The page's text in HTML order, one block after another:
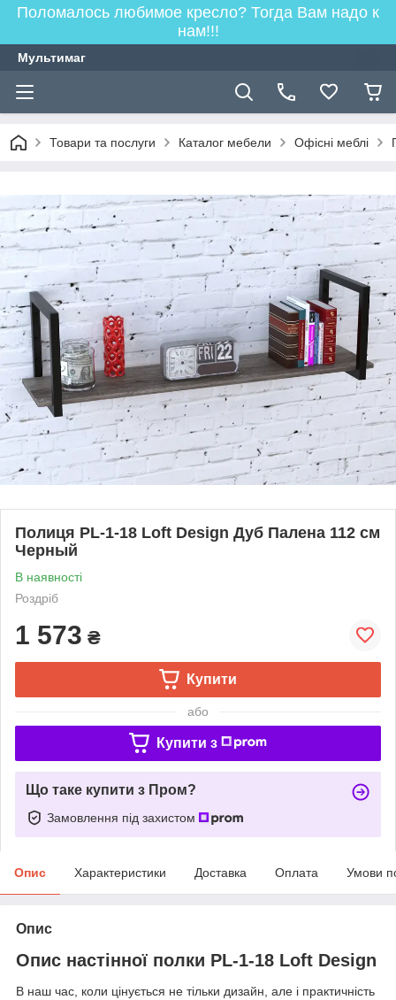
Поломалось любимое кресло? Тогда Вам надо к
нам!!!
Мультимаг
Товари та послуги Каталог мебели Офісні меблі
Полиця PL-1-18 Loft Design Дуб Палена 112 см
Черный
В наявності
Роздріб
1 573 ₴
Купити
або
Купити з
Що таке купити з Пром?
Замовлення під захистом
Опис Характеристики Доставка Оплата Умови
Опис
Опис настінної полки PL-1-18 Loft Design
В наш час, коли цінується не тільки дизайн, але і практичність